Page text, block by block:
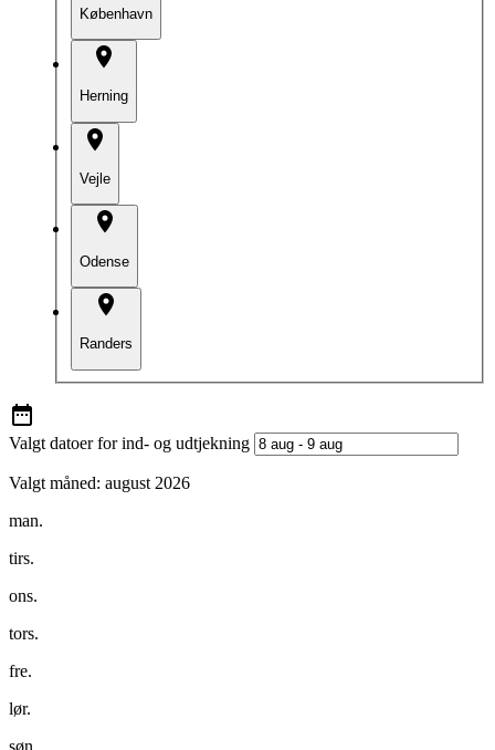
København
Herning
Vejle
Odense
Randers
Valgt datoer for ind- og udtjekning
Valgt måned: august 2026
man.
tirs.
ons.
tors.
fre.
lør.
søn.